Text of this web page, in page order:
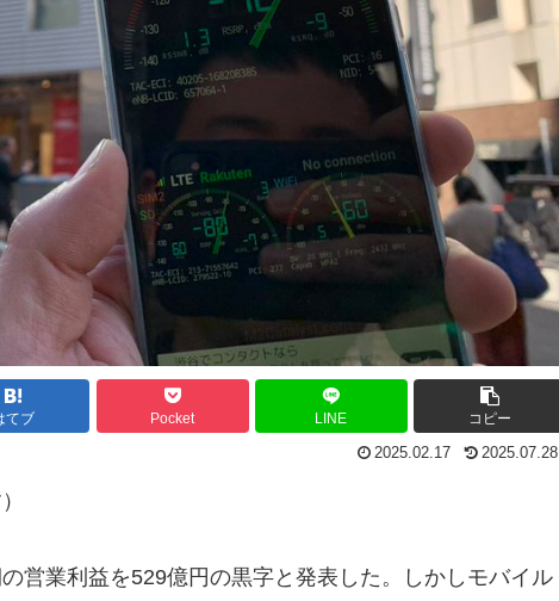
てブ Pocket LINE コピー
2025.02.17 2025.07.28
営業利益を529億円の黒字と発表した。しかしモバイル